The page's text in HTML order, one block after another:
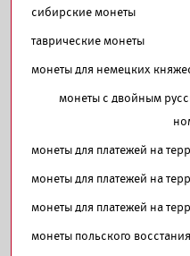
сибирские монеты
таврические монеты
монеты для немецких
монеты с двойным
монеты для платежей на
монеты для платежей на
монеты для платежей на
монеты польского восстания